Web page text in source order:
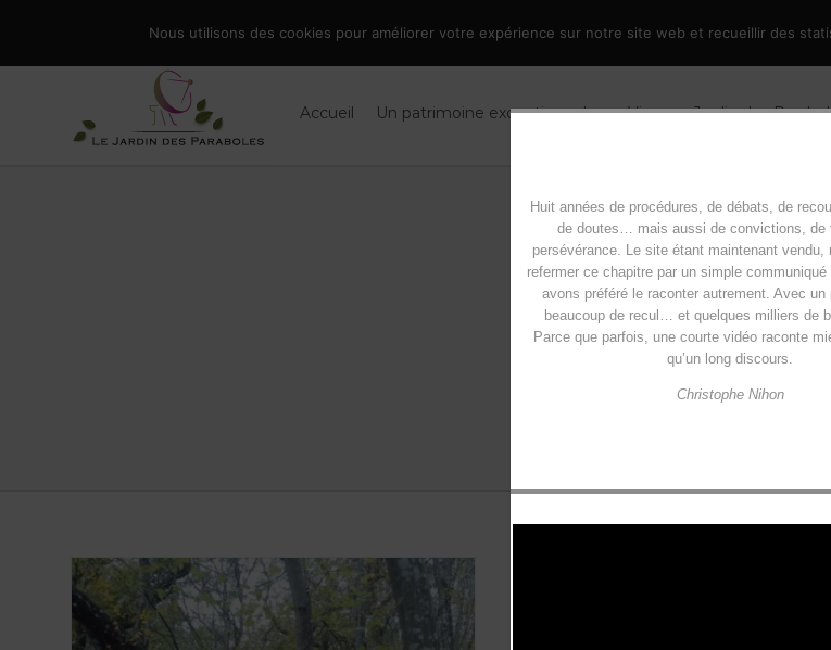
content
086 66 90 19 | info@jardindesparaboles.be
Rechercher
Accueil Un patrimoine exceptionnel Vivre au Jardin des
Reportage // Patrimoine
Huit années de procédures, de débats, de
de doutes… mais aussi de convictions, de
persévérance. Le site étant maintenant vendu,
refermer ce chapitre par un simple
avons préféré le raconter autrement. Avec un
beaucoup de recul… et quelques milliers de
Parce que parfois, une courte vidéo raconte
qu’un long discours.
Christophe Nihon
Nous utilisons des cookies pour améliorer votre expérience sur notre site web et recueillir des